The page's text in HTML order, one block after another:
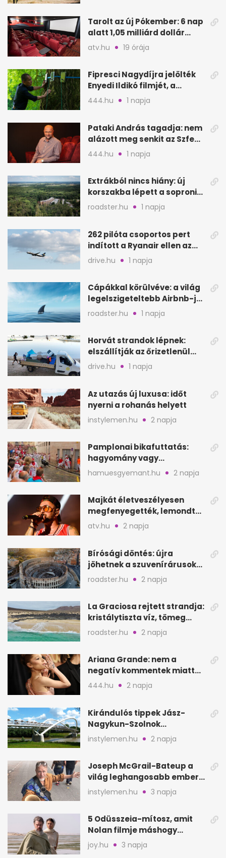
Tarolt az új Pókember: 6 nap
alatt 1,05 milliárd dollár
bevétel
atv.hu 19 órája
Fipresci Nagydíjra jelölték
Enyedi Ildikó filmjét, a
Csendes barátot
444.hu 1 napja
Pataki András tagadja: nem
alázott meg senkit az Szfe
felvételijén
444.hu 1 napja
Extrákból nincs hiány: új
korszakba lépett a soproni
Fagus Hotel
roadster.hu 1 napja
262 pilóta csoportos pert
indított a Ryanair ellen az
Egyesült Királyságban
drive.hu 1 napja
Cápákkal körülvéve: a világ
legelszigeteltebb Airbnb-je
a nyílt tengeren
roadster.hu 1 napja
Horvát strandok lépnek:
elszállítják az őrizetlenül
hagyott törölközőket
drive.hu 1 napja
Az utazás új luxusa: időt
nyerni a rohanás helyett
instylemen.hu 2 napja
Pamplonai bikafuttatás:
hagyomány vagy
értelmetlen vérontás?
hamuesgyemant.hu 2 napja
Majkát életveszélyesen
megfenyegették, lemondta
a sepsiszentgyörgyi
atv.hu 2 napja
Bírósági döntés: újra
jöhetnek a szuvenírárusok
Európa ikonikus helyére
roadster.hu 2 napja
La Graciosa rejtett strandja:
kristálytiszta víz, tömeg
nélkül
roadster.hu 2 napja
Ariana Grande: nem a
negatív kommentek miatt
vonul vissza
444.hu 2 napja
Kirándulós tippek Jász-
Nagykun-Szolnok
megyében: 6 kihagyhatatlan
hely
instylemen.hu 2 napja
Joseph McGrail-Bateup a
világ leghangosabb embere
lett Ausztráliából
instylemen.hu 3 napja
5 Odüsszeia-mítosz, amit
Nolan filmje máshogy
mutat, mint Homérosz
joy.hu 3 napja